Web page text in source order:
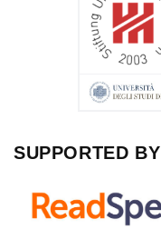
SUPPORTED BY